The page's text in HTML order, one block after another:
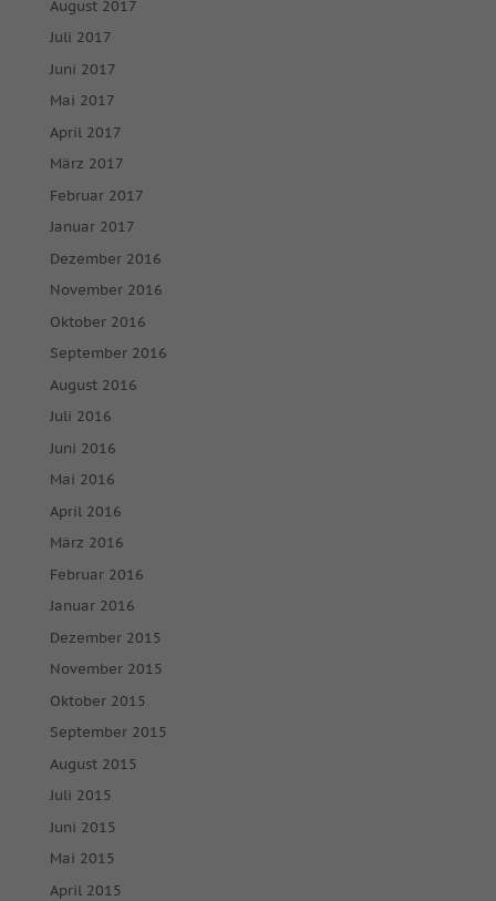
August 2017
Juli 2017
Juni 2017
Mai 2017
April 2017
März 2017
Februar 2017
Januar 2017
Dezember 2016
November 2016
Oktober 2016
September 2016
August 2016
Juli 2016
Juni 2016
Mai 2016
April 2016
März 2016
Februar 2016
Januar 2016
Dezember 2015
November 2015
Oktober 2015
September 2015
August 2015
Juli 2015
Juni 2015
Mai 2015
April 2015
powered by Borlabs Cookie